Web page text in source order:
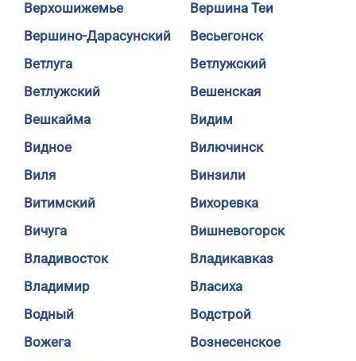
Верхошижемье
Вершина Теи
Вершино-Дарасунский
Весьегонск
Ветлуга
Ветлужский
Ветлужский
Вешенская
Вешкайма
Видим
Видное
Вилючинск
Виля
Винзили
Витимский
Вихоревка
Вичуга
Вишневогорск
Владивосток
Владикавказ
Владимир
Власиха
Водный
Водстрой
Вожега
Вознесенское